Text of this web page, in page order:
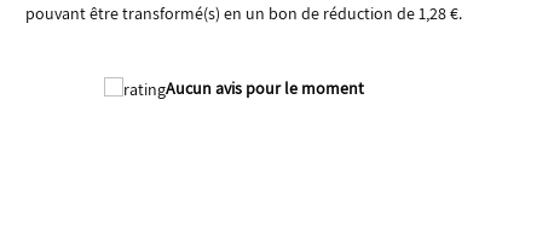
pouvant être transformé(s) en un bon de réduction de1,28 €.
Aucun avis pour le moment